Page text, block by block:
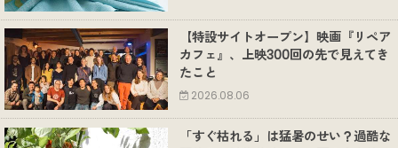
【特設サイトオープン】映画『リペア
カフェ』、上映300回の先で見えてき
たこと
2026.08.06
「すぐ枯れる」は猛暑のせい？過酷な